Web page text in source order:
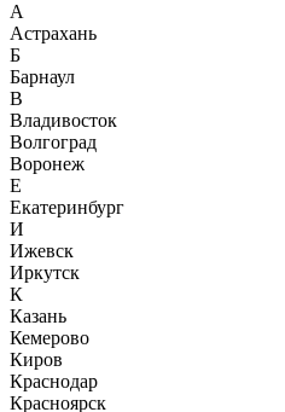
А
Астрахань
Б
Барнаул
В
Владивосток
Волгоград
Воронеж
Е
Екатеринбург
И
Ижевск
Иркутск
К
Казань
Кемерово
Киров
Краснодар
Красноярск